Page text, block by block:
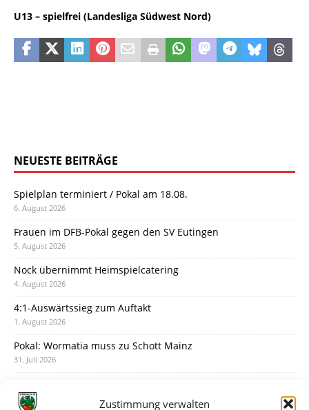
Zustimmung verwalten
U13 – spielfrei (Landesliga Südwest Nord)
NEUESTE BEITRÄGE
Spielplan terminiert / Pokal am 18.08.
6. August 2026
Frauen im DFB-Pokal gegen den SV Eutingen
5. August 2026
Nock übernimmt Heimspielcatering
4. August 2026
4:1-Auswärtssieg zum Auftakt
1. August 2026
Pokal: Wormatia muss zu Schott Mainz
31. Juli 2026
30. Juli 2026